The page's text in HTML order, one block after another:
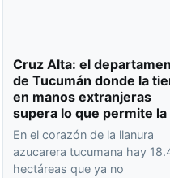
Cruz Alta: el
de Tucumán donde la
en manos extranjeras
supera lo que permite la
En el corazón de la llanura
azucarera tucumana hay
hectáreas que ya no